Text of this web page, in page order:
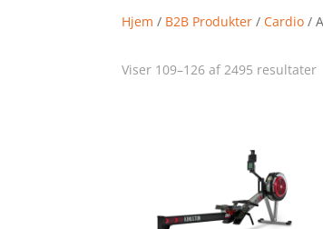
Hjem / B2B Produkter /Cardio /
Viser 109–126 af 2495 resultater